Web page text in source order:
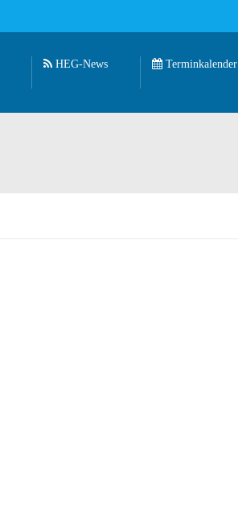
HEG-News Terminkalender